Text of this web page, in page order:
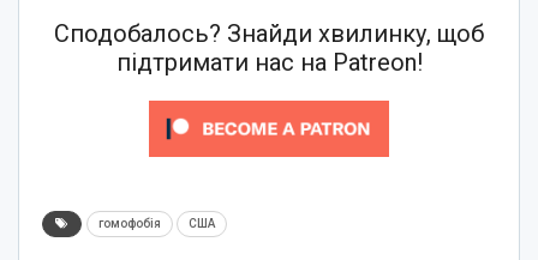
Сподобалось? Знайди хвилинку, щоб
підтримати нас на Patreon!
гомофобія США